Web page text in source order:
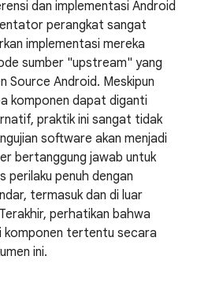
dan implementasi Android
perangkat sangat
implementasi mereka
sumber "upstream" yang
Source Android. Meskipun
komponen dapat diganti
praktik ini sangat tidak
software akan menjadi
bertanggung jawab untuk
perilaku penuh dengan
termasuk dan di luar
perhatikan bahwa
komponen tertentu secara
ini.